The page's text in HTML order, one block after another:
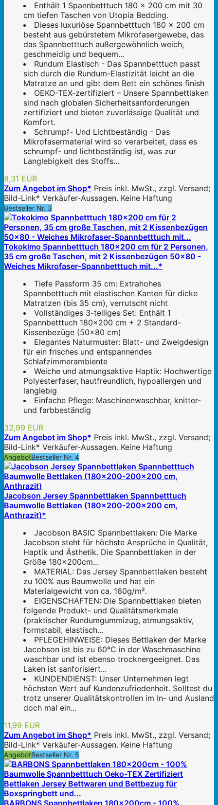
Enthält 1 Spannbetttuch 180 x 200 cm mit 30
cm tiefen Taschen von Utopia Bedding.
Dieses luxuriöse Spannbetttuch 180 x 200 cm
besteht aus gebürstetem Mikrofasergewebe, das
das Spannbetttuch außergewöhnlich weich,
geschmeidig und bequem...
Rundum Elastisch - Das Spannbetttuch passt
sich durch die Rundum-Elastizität leicht an die
Matratze an und gibt dem Bett ein schönes finish
OEKO-TEX-zertifiziert – Unsere Spannbettlaken
sind nach globalen Sicherheitsanforderungen
zertifiziert und bieten zuverlässige Qualität und
Komfort.
Schrumpf- Und Lichtbeständig - Das
Mikrofasermaterial wird so verarbeitet, dass es
schrumpf- und lichtbeständig ist, was zur
Langlebigkeit des Stoffs...
8,31 EUR
Zum Angebot im Shop* Preis inkl. MwSt., zzgl. Versand;
Bild-Link* Verkäufer-Aussagen. Keine Haftung
Bestseller Nr. 3
Tokokimo Spannbetttuch 180x200 cm für 2 Personen,
35 cm große Taschen, mit 2 Kissenbezügen 50x80 -
Weiches Mikrofaser-Spannbetttuch mit...*
Tiefe Passform 35 cm: Extrahohes
Spannbetttuch mit elastischen Kanten für dicke
Matratzen (bis 35 cm), verrutscht nicht
Vollständiges 3-teiliges Set: Enthält 1
Spannbetttuch 180x200 cm + 2 Standard-
Kissenbezüge (50x80 cm)
Elegantes Naturmuster: Blatt- und Zweigdesign
für ein frisches und entspannendes
Schlafzimmerambiente
Weiche und atmungsaktive Haptik: Hochwertige
Polyesterfaser, hautfreundlich, hypoallergen und
langlebig
Einfache Pflege: Maschinenwaschbar, knitter-
und farbbeständig
32,99 EUR
Zum Angebot im Shop* Preis inkl. MwSt., zzgl. Versand;
Bild-Link* Verkäufer-Aussagen. Keine Haftung
AngebotBestseller Nr. 4
Jacobson Jersey Spannbettlaken Spannbetttuch
Baumwolle Bettlaken (180x200-200x200 cm,
Anthrazit)*
Jacobson BASIC Spannbettlaken: Die Marke
Jacobson steht für höchste Ansprüche in Qualität,
Haptik und Ästhetik. Die Spannbettlaken in der
Größe 180x200cm...
MATERIAL: Das Jersey Spannbettlaken besteht
zu 100% aus Baumwolle und hat ein
Materialgewicht von ca. 160g/m².
EIGENSCHAFTEN: Die Spannbettlaken bieten
folgende Produkt- und Qualitätsmerkmale
(praktischer Rundumgummizug, atmungsaktiv,
formstabil, elastisch...
PFLEGEHINWEISE: Dieses Bettlaken der Marke
Jacobson ist bis zu 60°C in der Waschmaschine
waschbar und ist ebenso trocknergeeignet. Das
Laken ist sanforisiert...
KUNDENDIENST: Unser Unternehmen legt
höchsten Wert auf Kundenzufriedenheit. Solltest du
trotz unserer Qualitätskontrollen im In- und Ausland
doch mal ein...
11,99 EUR
Zum Angebot im Shop* Preis inkl. MwSt., zzgl. Versand;
Bild-Link* Verkäufer-Aussagen. Keine Haftung
AngebotBestseller Nr. 5